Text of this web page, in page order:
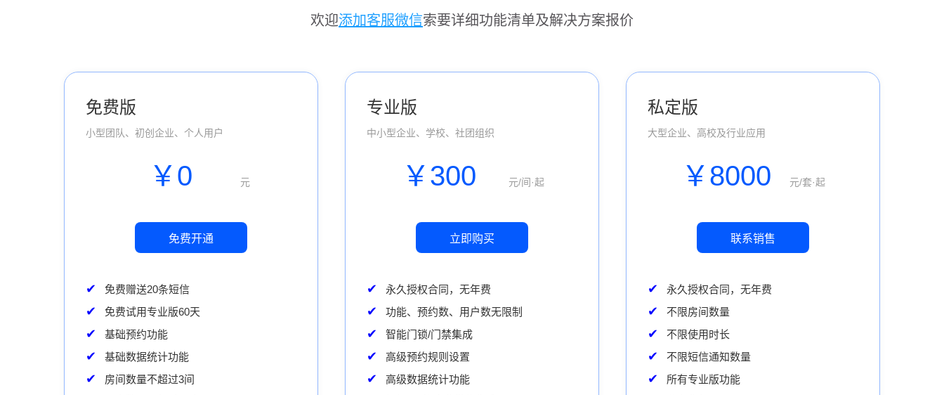
欢迎添加客服微信索要详细功能清单及解决方案报价
免费版
小型团队、初创企业、个人用户
￥0 元
免费开通
免费赠送20条短信
免费试用专业版60天
基础预约功能
基础数据统计功能
房间数量不超过3间
专业版
中小型企业、学校、社团组织
￥300 元/间·起
立即购买
永久授权合同，无年费
功能、预约数、用户数无限制
智能门锁/门禁集成
高级预约规则设置
高级数据统计功能
私定版
大型企业、高校及行业应用
￥8000 元/套·起
联系销售
永久授权合同，无年费
不限房间数量
不限使用时长
不限短信通知数量
所有专业版功能